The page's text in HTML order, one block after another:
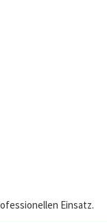
Einsatz.